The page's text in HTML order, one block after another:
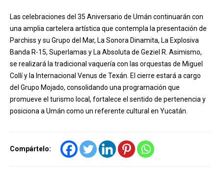
Las celebraciones del 35 Aniversario de Umán continuarán con
una amplia cartelera artística que contempla la presentación de
Parchiss y su Grupo del Mar, La Sonora Dinamita, La Explosiva
Banda R-15, Superlamas y La Absoluta de Geziel R. Asimismo,
se realizará la tradicional vaquería con las orquestas de Miguel
Collí y la Internacional Venus de Texán. El cierre estará a cargo
del Grupo Mojado, consolidando una programación que
promueve el turismo local, fortalece el sentido de pertenencia y
posiciona a Umán como un referente cultural en Yucatán.
Compártelo: